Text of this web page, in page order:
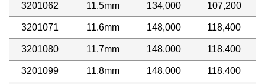
3201062 11.5mm 134,000 107,200
3201071 11.6mm 148,000 118,400
3201080 11.7mm 148,000 118,400
3201099 11.8mm 148,000 118,400